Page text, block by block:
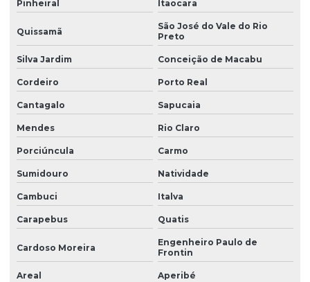
Pinheiral Itaocara
Quissamã
São José do Vale do Rio
Preto
Silva Jardim Conceição de Macabu
Cordeiro Porto Real
Cantagalo Sapucaia
Mendes Rio Claro
Porciúncula Carmo
Sumidouro Natividade
Cambuci Italva
Carapebus Quatis
Cardoso Moreira
Engenheiro Paulo de
Frontin
Areal Aperibé